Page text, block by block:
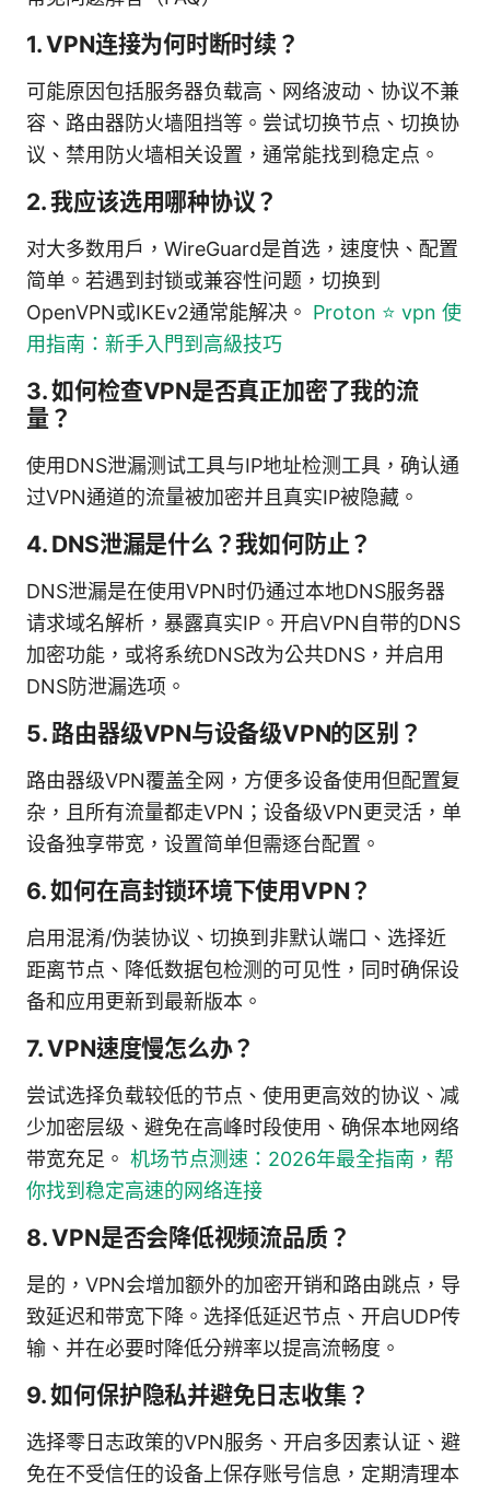
1. VPN连接为何时断时续？
可能原因包括服务器负载高、网络波动、协议不兼
容、路由器防火墙阻挡等。尝试切换节点、切换协
议、禁用防火墙相关设置，通常能找到稳定点。
2. 我应该选用哪种协议？
对大多数用户，WireGuard是首选，速度快、配置
简单。若遇到封锁或兼容性问题，切换到
OpenVPN或IKEv2通常能解决。 Proton ⭐ vpn 使
用指南：新手入門到高級技巧
3. 如何检查VPN是否真正加密了我的流
量？
使用DNS泄漏测试工具与IP地址检测工具，确认通
过VPN通道的流量被加密并且真实IP被隐藏。
4. DNS泄漏是什么？我如何防止？
DNS泄漏是在使用VPN时仍通过本地DNS服务器
请求域名解析，暴露真实IP。开启VPN自带的DNS
加密功能，或将系统DNS改为公共DNS，并启用
DNS防泄漏选项。
5. 路由器级VPN与设备级VPN的区别？
路由器级VPN覆盖全网，方便多设备使用但配置复
杂，且所有流量都走VPN；设备级VPN更灵活，单
设备独享带宽，设置简单但需逐台配置。
6. 如何在高封锁环境下使用VPN？
启用混淆/伪装协议、切换到非默认端口、选择近
距离节点、降低数据包检测的可见性，同时确保设
备和应用更新到最新版本。
7. VPN速度慢怎么办？
尝试选择负载较低的节点、使用更高效的协议、减
少加密层级、避免在高峰时段使用、确保本地网络
带宽充足。 机场节点测速：2026年最全指南，帮
你找到稳定高速的网络连接
8. VPN是否会降低视频流品质？
是的，VPN会增加额外的加密开销和路由跳点，导
致延迟和带宽下降。选择低延迟节点、开启UDP传
输、并在必要时降低分辨率以提高流畅度。
9. 如何保护隐私并避免日志收集？
选择零日志政策的VPN服务、开启多因素认证、避
免在不受信任的设备上保存账号信息，定期清理本